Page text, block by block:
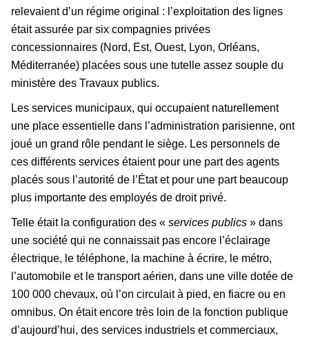
relevaient d’un régime original : l’exploitation des lignes
était assurée par six compagnies privées
concessionnaires (Nord, Est, Ouest, Lyon, Orléans,
Méditerranée) placées sous une tutelle assez souple du
ministère des Travaux publics.
Les services municipaux, qui occupaient naturellement
une place essentielle dans l’administration parisienne, ont
joué un grand rôle pendant le siège. Les personnels de
ces différents services étaient pour une part des agents
placés sous l’autorité de l’État et pour une part beaucoup
plus importante des employés de droit privé.
Telle était la configuration des « services publics » dans
une société qui ne connaissait pas encore l’éclairage
électrique, le téléphone, la machine à écrire, le métro,
l’automobile et le transport aérien, dans une ville dotée de
100 000 chevaux, où l’on circulait à pied, en fiacre ou en
omnibus. On était encore très loin de la fonction publique
d’aujourd’hui, des services industriels et commerciaux,